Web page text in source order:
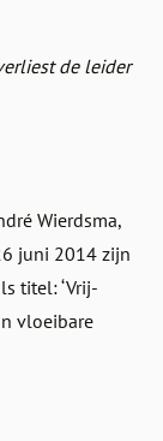
de leider
Wierdsma,
juni 2014 zijn
titel: ‘Vrij-
vloeibare